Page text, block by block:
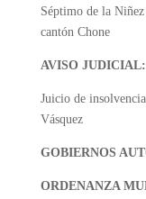
Séptimo de la
cantón Chone
AVISO JUDICIAL:
Juicio de
Vásquez
GOBIERNOS
ORDENANZA